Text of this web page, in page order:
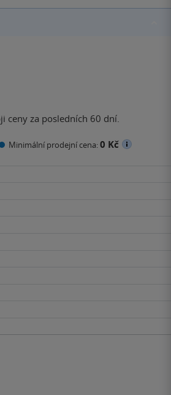
ceny za posledních 60 dní.
Minimální prodejní cena:0 Kč